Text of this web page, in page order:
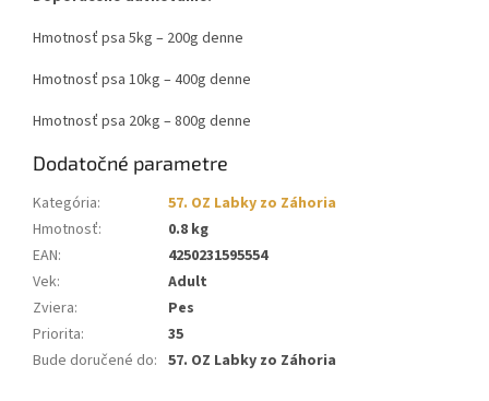
Hmotnosť psa 5kg – 200g denne
Hmotnosť psa 10kg – 400g denne
Hmotnosť psa 20kg – 800g denne
Dodatočné parametre
Kategória:
57. OZ Labky zo Záhoria
Hmotnosť:
0.8 kg
EAN:
4250231595554
Vek:
Adult
Zviera:
Pes
Priorita:
35
Bude doručené do: 57. OZ Labky zo Záhoria